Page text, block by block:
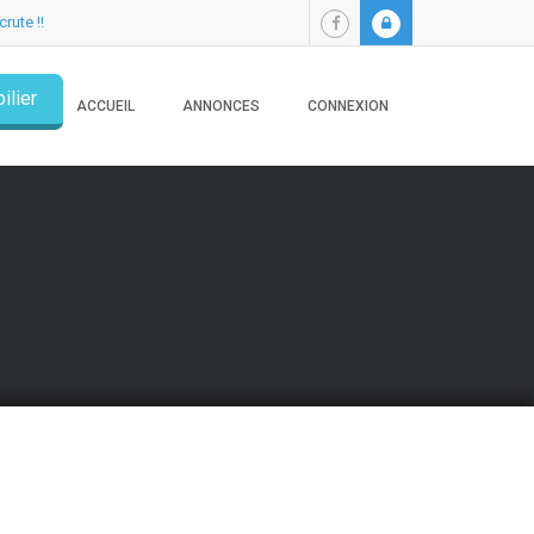
!!
ACCUEIL ANNONCES CONNEXION